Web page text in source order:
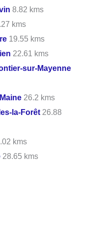
8.82 kms
kms
19.55 kms
22.61 kms
sur-Mayenne
26.2 kms
la-Forêt 26.88
kms
28.65 kms